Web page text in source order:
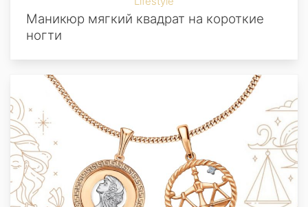
Маникюр мягкий квадрат на короткие
ногти